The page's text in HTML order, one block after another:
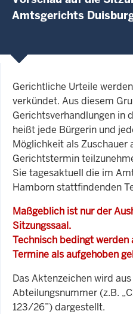
Amtsgerichts
Gerichtliche Urteile
verkündet. Aus diesem
Gerichtsverhandlungen in
heißt jede Bürgerin und
Möglichkeit als Zuschauer
Gerichtstermin
Sie tagesaktuell die im
Hamborn stattfindenden
Maßgeblich ist nur der
Sitzungssaal.
Technisch bedingt
Termine als aufgehoben
Das Aktenzeichen wird
Abteilungsnummer (z.B.
123/26”) dargestellt.